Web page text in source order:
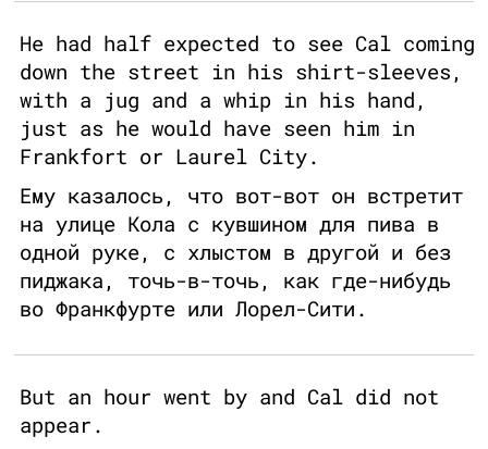
He had half expected to see Cal coming
down the street in his shirt-sleeves,
with a jug and a whip in his hand,
just as he would have seen him in
Frankfort or Laurel City.
Ему казалось, что вот-вот он встретит
на улице Кола с кувшином для пива в
одной руке, с хлыстом в другой и без
пиджака, точь-в-точь, как где-нибудь
во Франкфурте или Лорел-Сити.
But an hour went by and Cal did not
appear.